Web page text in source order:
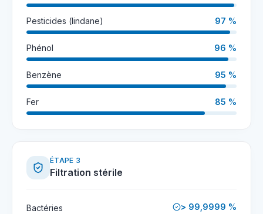
Pesticides (lindane) 97 %
Phénol 96 %
Benzène 95 %
Fer 85 %
ÉTAPE 3
Filtration stérile
Bactéries > 99,9999 %